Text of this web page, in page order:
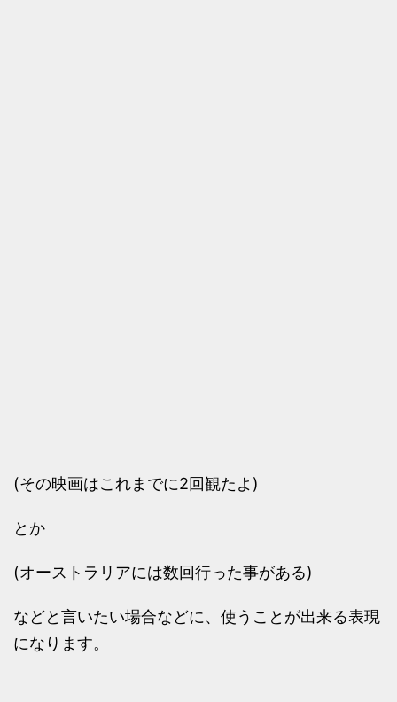
(その映画はこれまでに2回観たよ)
とか
(オーストラリアには数回行った事がある)
などと言いたい場合などに、使うことが出来る表現
になります。